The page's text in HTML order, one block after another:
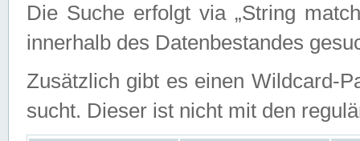
Die Suche erfolgt via „String
innerhalb des Datenbestandes
Zusätzlich gibt es einen Wildcard-
sucht. Dieser ist nicht mit den